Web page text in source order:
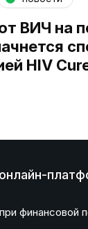
ВИЧ на
HIV
финансовой